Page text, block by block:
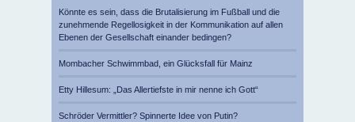
Könnte es sein, dass die Brutalisierung im Fußball und die
zunehmende Regellosigkeit in der Kommunikation auf allen
Ebenen der Gesellschaft einander bedingen?
Mombacher Schwimmbad, ein Glücksfall für Mainz
Etty Hillesum: „Das Allertiefste in mir nenne ich Gott“
Schröder Vermittler? Spinnerte Idee von Putin?